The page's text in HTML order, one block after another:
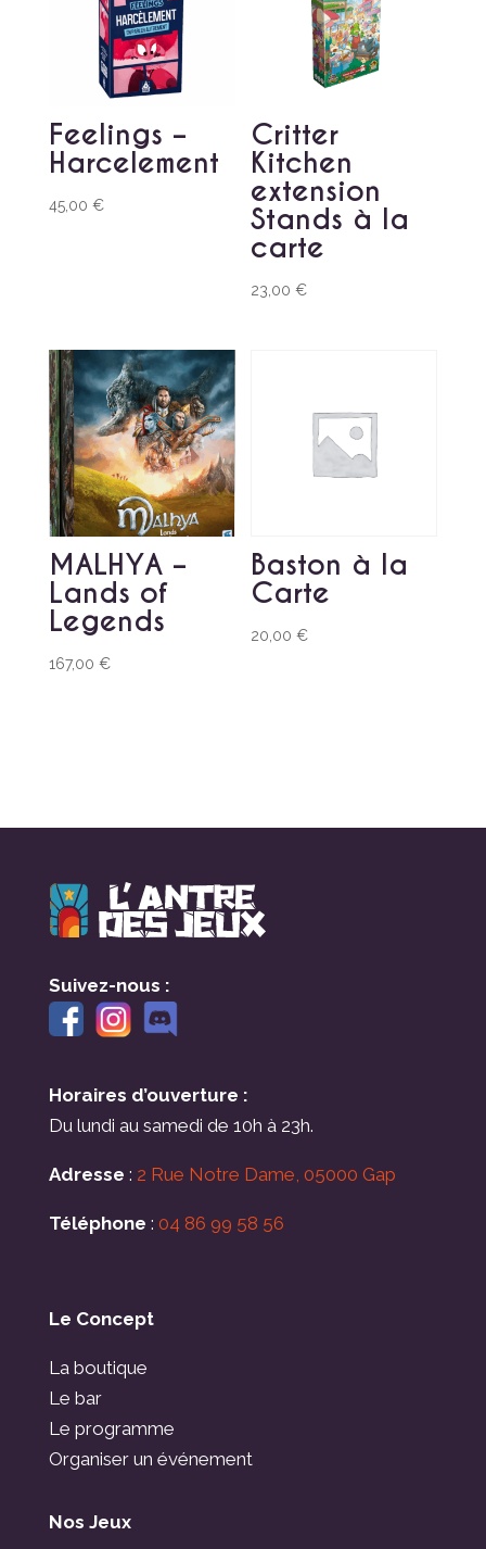
Feelings –
Harcelement
45,00 €
Critter
Kitchen
extension
Stands à la
carte
23,00€
MALHYA –
Lands of
Legends
167,00 €
Baston à la
Carte
20,00€
Suivez-nous :
Horaires d’ouverture :
Du lundi au samedi de 10h à 23h.
Adresse : 2 Rue Notre Dame, 05000 Gap
Téléphone : 04 86 99 58 56
Le Concept
La boutique
Le bar
Le programme
Organiser un événement
Nos Jeux